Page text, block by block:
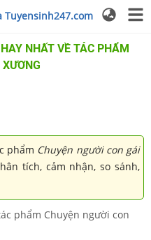
Tuyensinh247.com
NHẤT VỀ TÁC PHẨM
phẩm Chuyện người con gái
tích, cảm nhận, so sánh,
phẩm Chuyện người con